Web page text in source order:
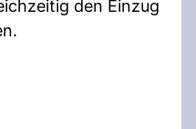
den Einzug